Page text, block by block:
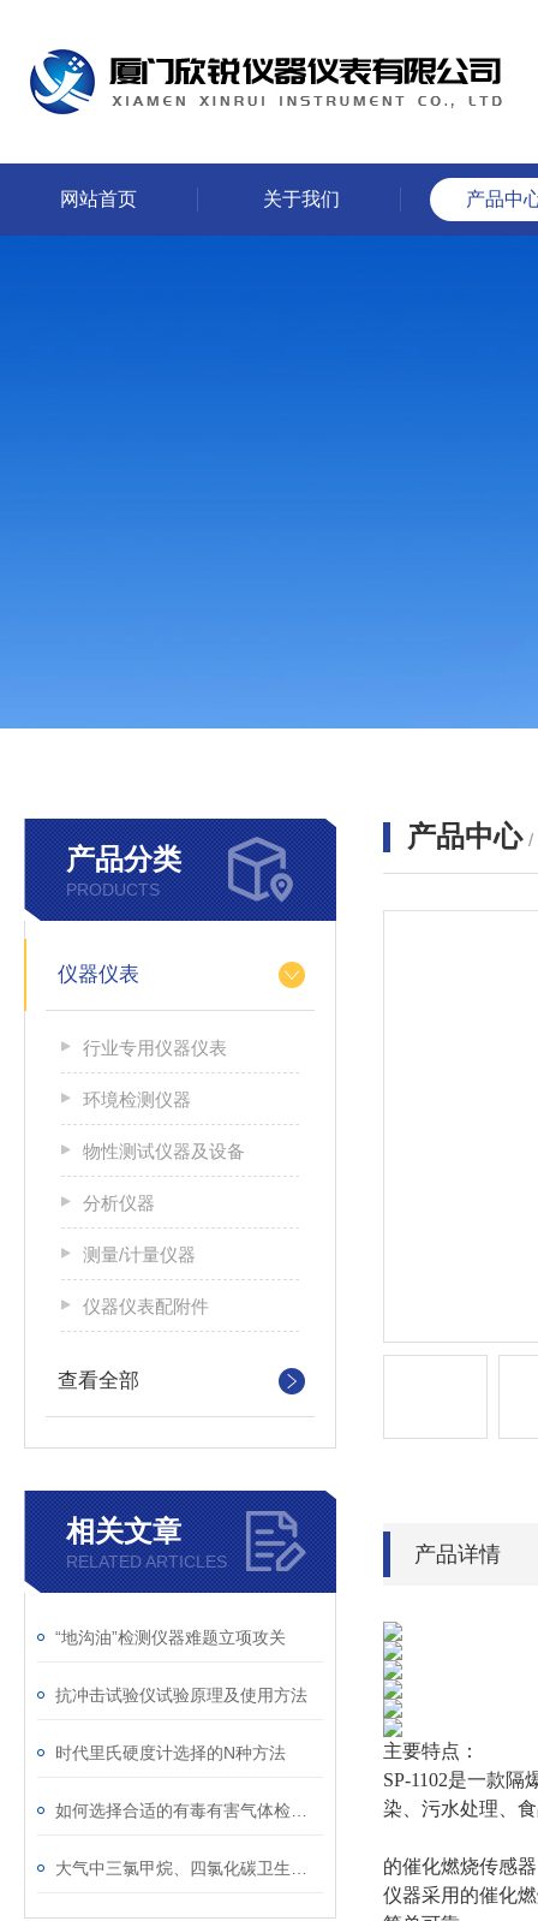
网站首页 关于我们 产品中
产品分类
PRODUCTS
仪器仪表
行业专用仪器仪表
环境检测仪器
物性测试仪器及设备
分析仪器
测量/计量仪器
仪器仪表配附件
查看全部
相关文章
RELATED ARTICLES
“地沟油”检测仪器难题立项攻关
抗冲击试验仪试验原理及使用方法
时代里氏硬度计选择的N种方法
产品中心 /
产品详情
主要特点：
SP-1102是一款
染、污水处理、
的催化燃烧传感器
仪器采用的催化